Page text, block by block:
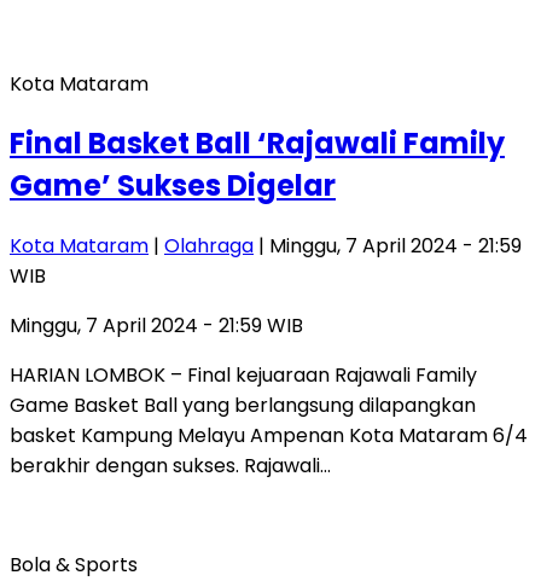
Kota Mataram
Final Basket Ball ‘Rajawali Family
Game’ Sukses Digelar
Kota Mataram | Olahraga | Minggu, 7 April 2024 - 21:59
WIB
Minggu, 7 April 2024 - 21:59 WIB
HARIAN LOMBOK – Final kejuaraan Rajawali Family
Game Basket Ball yang berlangsung dilapangkan
basket Kampung Melayu Ampenan Kota Mataram 6/4
berakhir dengan sukses. Rajawali…
Bola & Sports